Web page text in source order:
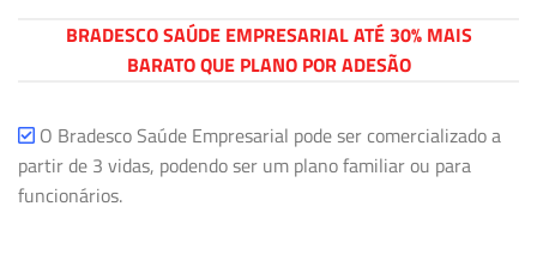
BRADESCO SAÚDE EMPRESARIAL ATÉ 30% MAIS
BARATO QUE PLANO POR ADESÃO
O Bradesco Saúde Empresarial pode ser comercializado a
partir de 3 vidas, podendo ser um plano familiar ou para
funcionários.